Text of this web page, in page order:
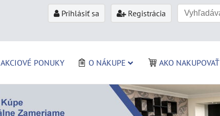
Prihlásiť sa Registrácia
AKCIOVÉ PONUKY O NÁKUPE AKO NAKUPOVAŤ